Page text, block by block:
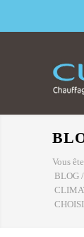
Vous
BLOG /